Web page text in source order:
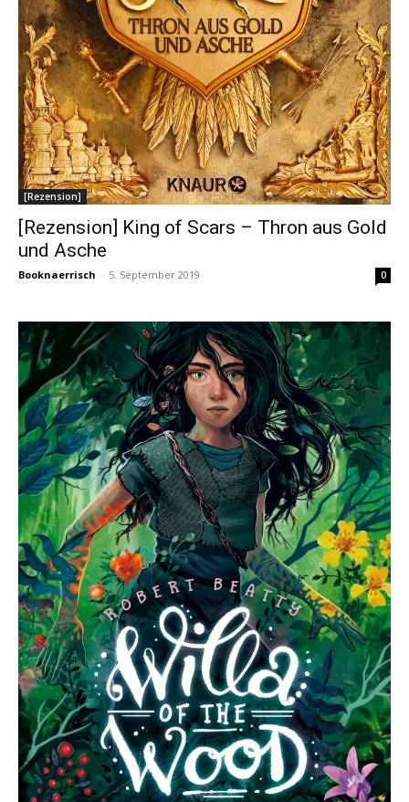
[Rezension]
[Rezension] King of Scars – Thron aus Gold
und Asche
Booknaerrisch - 5. September 2019 0